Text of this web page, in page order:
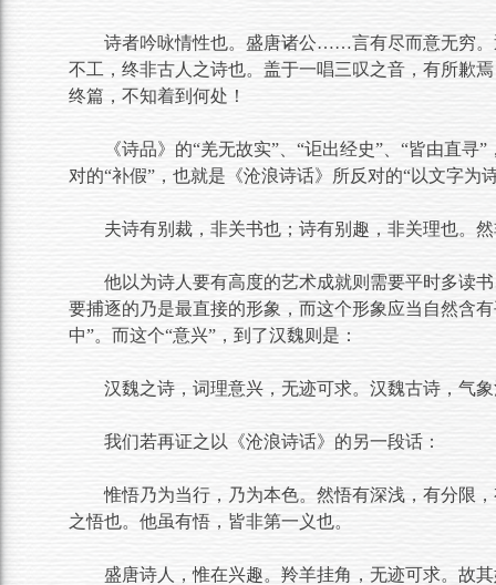
诗者吟咏情性也。盛唐诸公……言有尽而意无穷
不工，终非古人之诗也。盖于一唱三叹之音，有所歉
终篇，不知着到何处！
《诗品》的“羌无故实”、“讵出经史”、“皆由直
对的“补假”，也就是《沧浪诗话》所反对的“以文字为
夫诗有别裁，非关书也；诗有别趣，非关理也。
他以为诗人要有高度的艺术成就则需要平时多读
要捕逐的乃是最直接的形象，而这个形象应当自然含
中”。而这个“意兴”，到了汉魏则是：
汉魏之诗，词理意兴，无迹可求。汉魏古诗，气
我们若再证之以《沧浪诗话》的另一段话：
惟悟乃为当行，乃为本色。然悟有深浅，有分限
之悟也。他虽有悟，皆非第一义也。
盛唐诗人，惟在兴趣。羚羊挂角，无迹可求。故